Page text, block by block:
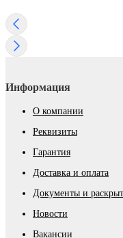
Информация
О компании
Реквизиты
Гарантия
Доставка и оплата
Документы и
Новости
Вакансии